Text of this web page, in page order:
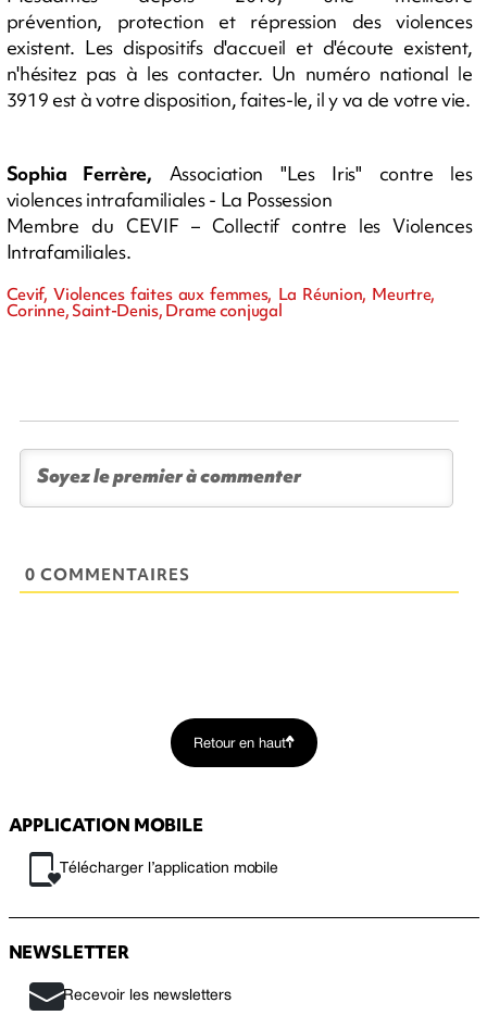
prévention, protection et répression des violences
existent. Les dispositifs d'accueil et d'écoute existent,
n'hésitez pas à les contacter. Un numéro national le
3919 est à votre disposition, faites-le, il y va de votre vie.
Sophia Ferrère, Association "Les Iris" contre les
violences intrafamiliales - La Possession
Membre du CEVIF – Collectif contre les Violences
Intrafamiliales.
Cevif, Violences faites aux femmes, La Réunion, Meurtre,
Corinne, Saint-Denis, Drame conjugal
0 COMMENTAIRES
Retour en haut
APPLICATION MOBILE
Télécharger l’application mobile
NEWSLETTER
Recevoir les newsletters